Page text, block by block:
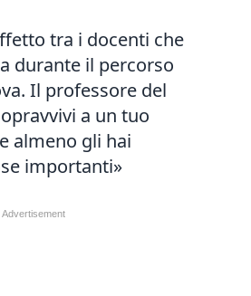
tra i docenti che
durante il percorso
Il professore del
a un tuo
almeno gli hai
importanti»